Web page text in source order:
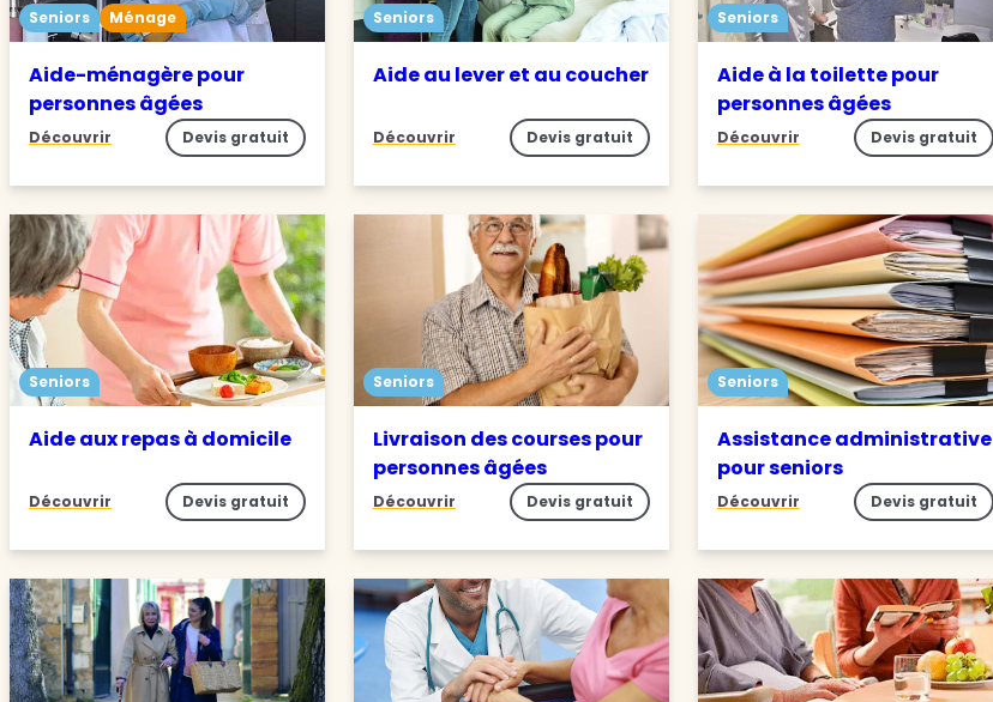
Seniors Ménage
Aide-ménagère pour
personnes âgées
Découvrir Devis gratuit
Seniors
Aide au lever et au coucher
Découvrir Devis gratuit
Seniors
Aide à la toilette pour
personnes âgées
Découvrir Devis gratuit
Seniors
Aide aux repas à domicile
Découvrir Devis gratuit
Seniors
Livraison des courses pour
personnes âgées
Découvrir Devis gratuit
Seniors
Assistance administrative
pour seniors
Découvrir Devis gratuit